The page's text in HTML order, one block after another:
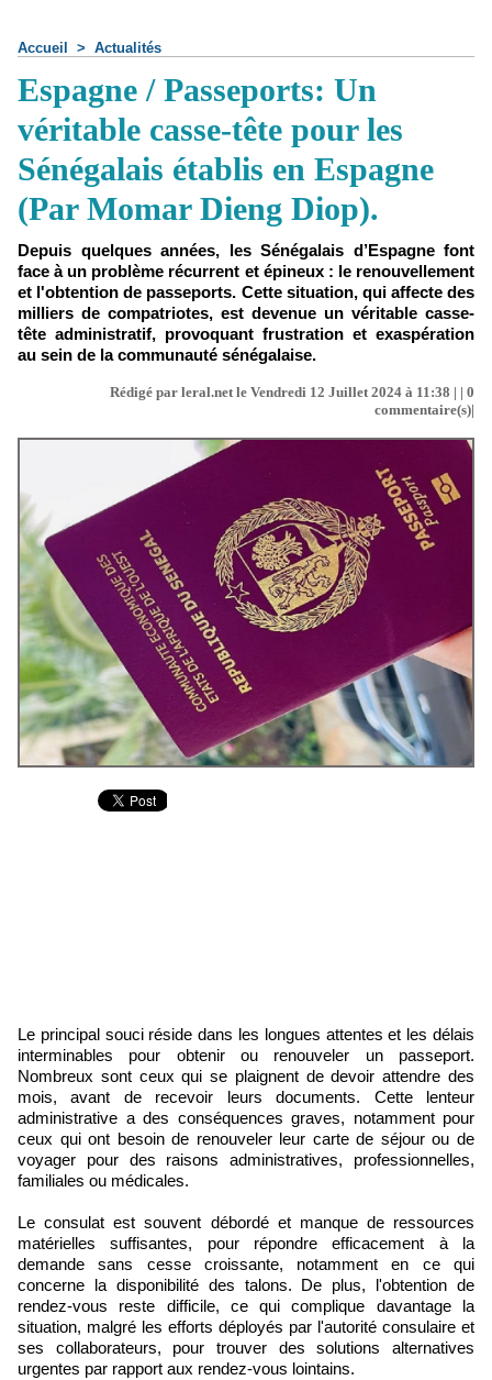
Accueil > Actualités
Espagne / Passeports: Un
véritable casse-tête pour les
Sénégalais établis en Espagne
(Par Momar Dieng Diop).
Depuis quelques années, les Sénégalais d’Espagne font
face à un problème récurrent et épineux : le renouvellement
et l'obtention de passeports. Cette situation, qui affecte des
milliers de compatriotes, est devenue un véritable casse-
tête administratif, provoquant frustration et exaspération
au sein de la communauté sénégalaise.
Rédigé par leral.net le Vendredi 12 Juillet 2024 à 11:38 | | 0
commentaire(s)|
Le principal souci réside dans les longues attentes et les délais
interminables pour obtenir ou renouveler un passeport.
Nombreux sont ceux qui se plaignent de devoir attendre des
mois, avant de recevoir leurs documents. Cette lenteur
administrative a des conséquences graves, notamment pour
ceux qui ont besoin de renouveler leur carte de séjour ou de
voyager pour des raisons administratives, professionnelles,
familiales ou médicales.
Le consulat est souvent débordé et manque de ressources
matérielles suffisantes, pour répondre efficacement à la
demande sans cesse croissante, notamment en ce qui
concerne la disponibilité des talons. De plus, l'obtention de
rendez-vous reste difficile, ce qui complique davantage la
situation, malgré les efforts déployés par l'autorité consulaire et
ses collaborateurs, pour trouver des solutions alternatives
urgentes par rapport aux rendez-vous lointains.